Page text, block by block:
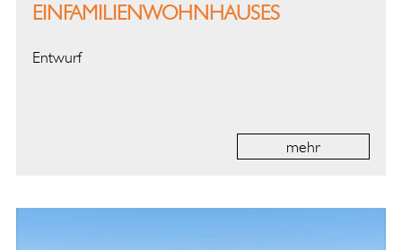
EINFAMILIENWOHNHAUSES
Entwurf
mehr